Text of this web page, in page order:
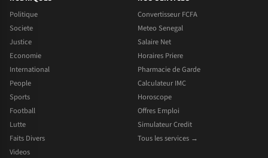
Politique
Societe
Justice
Economie
International
People
Sports
Football
Lutte
Faits Divers
Videos
Convertisseur FCFA
Meteo Senegal
Salaire Net
Horaires Priere
Pharmacie de Garde
Calculateur IMC
Horoscope
Offres Emploi
Simulateur Credit
Tous les services →